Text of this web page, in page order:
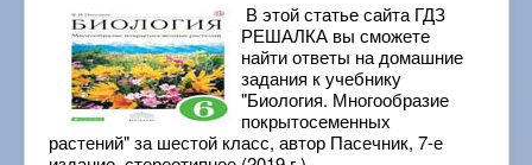
В этой статье сайта ГДЗ
РЕШАЛКА вы сможете
найти ответы на домашние
задания к учебнику
"Биология. Многообразие
покрытосеменных
растений" за шестой класс, автор Пасечник, 7-е